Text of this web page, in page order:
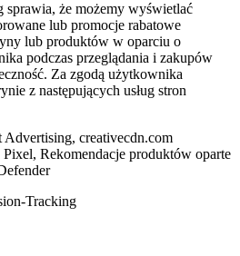
sprawia, że możemy wyświetlać
lub promocje rabatowe
lub produktów w oparciu o
podczas przeglądania i zakupów
Za zgodą użytkownika
z następujących usług stron
creativecdn.com
Rekomendacje produktów oparte
Tracking